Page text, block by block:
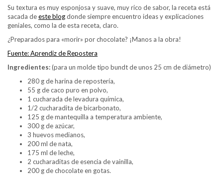
Su textura es muy esponjosa y suave, muy rico de sabor, la receta está
sacada deeste blogdonde siempre encuentro ideas y explicaciones
geniales, como la de esta receta, claro.
¿Preparados para «morir» por chocolate? ¡Manos a la obra!
Fuente: Aprendiz de Repostera
Ingredientes:(para un molde tipo bundt de unos 25 cm de diámetro)
280 g de harina de repostería,
55 g de caco puro en polvo,
1 cucharada de levadura química,
1/2 cucharadita de bicarbonato,
125 g de mantequilla a temperatura ambiente,
300 g de azúcar,
3 huevos medianos,
200 ml de nata,
175 ml de leche,
2 cucharaditas de esencia de vainilla,
200 g de chocolate en gotas.